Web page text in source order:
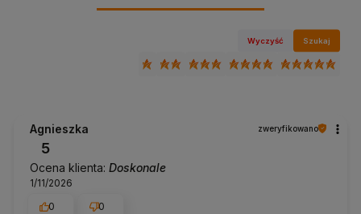
Wyczyść Szukaj
Agnieszka zweryfikowano
5
Ocena klienta: Doskonale
1/11/2026
0
0